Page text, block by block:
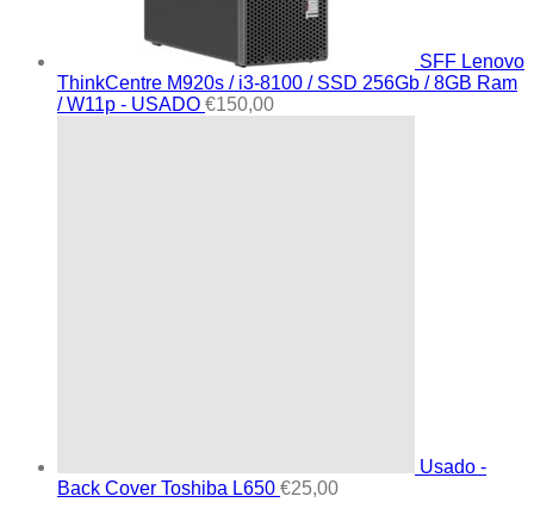
SFF Lenovo
ThinkCentre M920s / i3-8100 / SSD 256Gb / 8GB Ram
/ W11p - USADO €150,00
Usado -
Back Cover Toshiba L650 €25,00